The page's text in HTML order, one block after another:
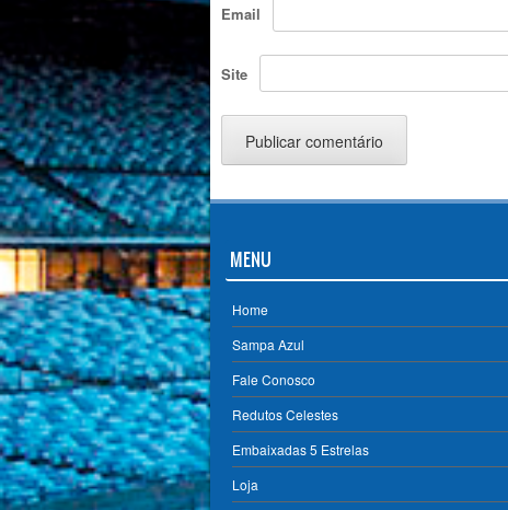
Email
Site
MENU
Home
Sampa Azul
Fale Conosco
Redutos Celestes
Embaixadas 5 Estrelas
Loja